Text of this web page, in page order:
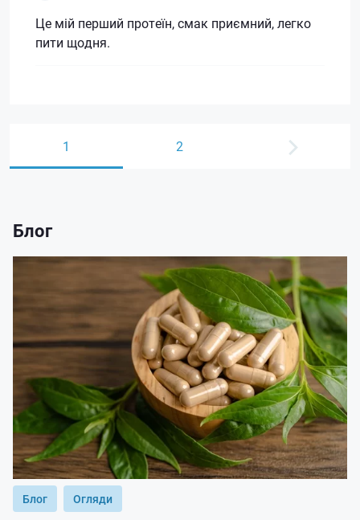
Це мій перший протеїн, смак приємний, легко
пити щодня.
1 2
Блог
Блог Огляди